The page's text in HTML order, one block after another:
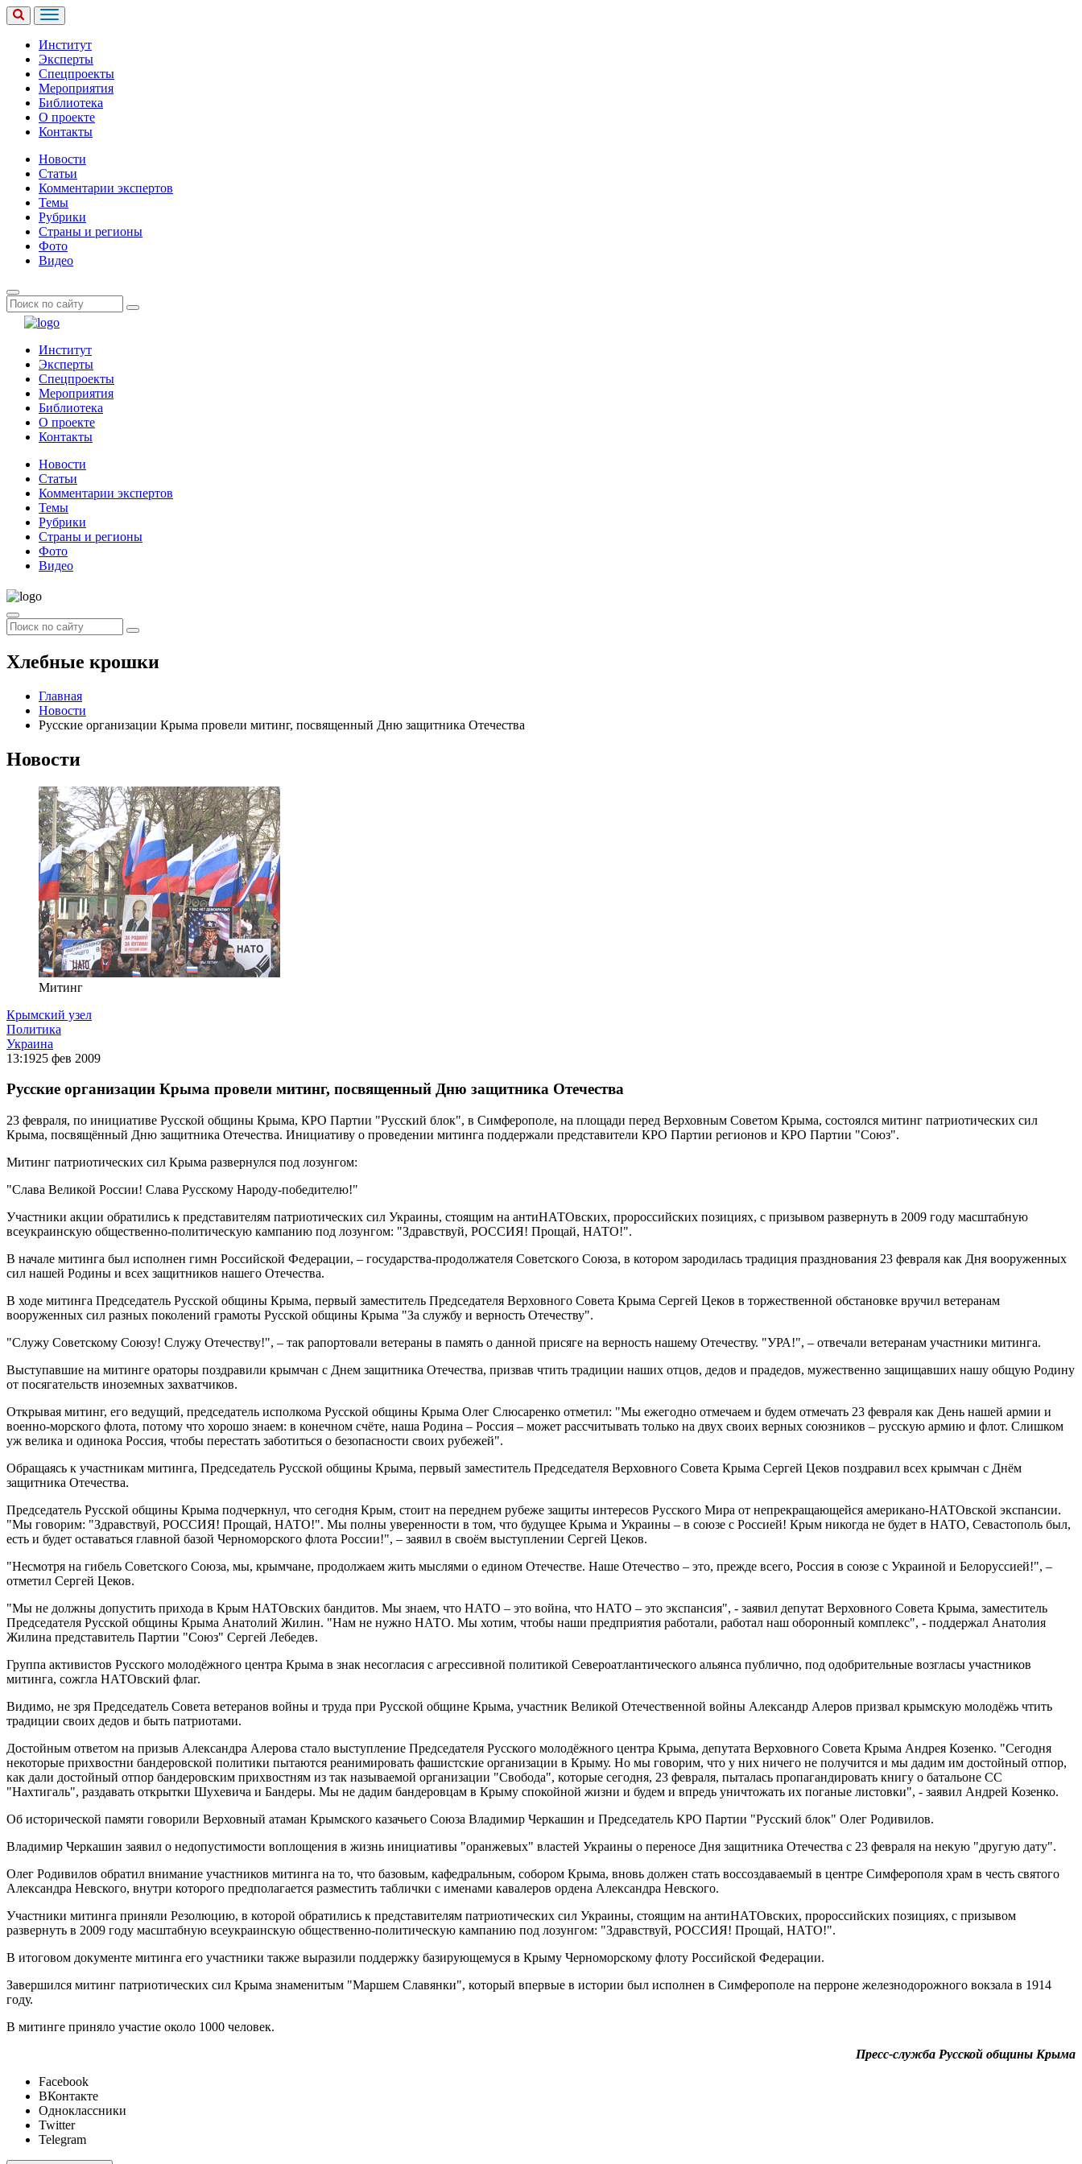
Институт
Эксперты
Спецпроекты
Мероприятия
Библиотека
О проекте
Контакты
Новости
Статьи
Комментарии экспертов
Темы
Рубрики
Страны и регионы
Фото
Видео
Институт
Эксперты
Спецпроекты
Мероприятия
Библиотека
О проекте
Контакты
Новости
Статьи
Комментарии экспертов
Темы
Рубрики
Страны и регионы
Фото
Видео
Хлебные крошки
Главная
Новости
Русские организации Крыма провели митинг, посвященный Дню защитника Отечества
Новости
Митинг
Крымский узел
Политика
Украина
13:1925 фев 2009
Русские организации Крыма провели митинг, посвященный Дню защитника Отечества
23 февраля, по инициативе Русской общины Крыма, КРО Партии "Русский блок", в Симферополе, на площади перед Верховным Советом Крыма, состоялся митинг патриотических сил
Крыма, посвящённый Дню защитника Отечества. Инициативу о проведении митинга поддержали представители КРО Партии регионов и КРО Партии "Союз".
Митинг патриотических сил Крыма развернулся под лозунгом:
"Слава Великой России! Слава Русскому Народу-победителю!"
Участники акции обратились к представителям патриотических сил Украины, стоящим на антиНАТОвских, пророссийских позициях, с призывом развернуть в 2009 году масштабную
всеукраинскую общественно-политическую кампанию под лозунгом: "Здравствуй, РОССИЯ! Прощай, НАТО!".
В начале митинга был исполнен гимн Российской Федерации, – государства-продолжателя Советского Союза, в котором зародилась традиция празднования 23 февраля как Дня вооруженных
сил нашей Родины и всех защитников нашего Отечества.
В ходе митинга Председатель Русской общины Крыма, первый заместитель Председателя Верховного Совета Крыма Сергей Цеков в торжественной обстановке вручил ветеранам
вооруженных сил разных поколений грамоты Русской общины Крыма "За службу и верность Отечеству".
"Служу Советскому Союзу! Служу Отечеству!", – так рапортовали ветераны в память о данной присяге на верность нашему Отечеству. "УРА!", – отвечали ветеранам участники митинга.
Выступавшие на митинге ораторы поздравили крымчан с Днем защитника Отечества, призвав чтить традиции наших отцов, дедов и прадедов, мужественно защищавших нашу общую Родину
от посягательств иноземных захватчиков.
Открывая митинг, его ведущий, председатель исполкома Русской общины Крыма Олег Слюсаренко отметил: "Мы ежегодно отмечаем и будем отмечать 23 февраля как День нашей армии и
военно-морского флота, потому что хорошо знаем: в конечном счёте, наша Родина – Россия – может рассчитывать только на двух своих верных союзников – русскую армию и флот. Слишком
уж велика и одинока Россия, чтобы перестать заботиться о безопасности своих рубежей".
Обращаясь к участникам митинга, Председатель Русской общины Крыма, первый заместитель Председателя Верховного Совета Крыма Сергей Цеков поздравил всех крымчан с Днём
защитника Отечества.
Председатель Русской общины Крыма подчеркнул, что сегодня Крым, стоит на переднем рубеже защиты интересов Русского Мира от непрекращающейся американо-НАТОвской экспансии.
"Мы говорим: "Здравствуй, РОССИЯ! Прощай, НАТО!". Мы полны уверенности в том, что будущее Крыма и Украины – в союзе с Россией! Крым никогда не будет в НАТО, Севастополь был,
есть и будет оставаться главной базой Черноморского флота России!", – заявил в своём выступлении Сергей Цеков.
"Несмотря на гибель Советского Союза, мы, крымчане, продолжаем жить мыслями о едином Отечестве. Наше Отечество – это, прежде всего, Россия в союзе с Украиной и Белоруссией!", –
отметил Сергей Цеков.
"Мы не должны допустить прихода в Крым НАТОвских бандитов. Мы знаем, что НАТО – это война, что НАТО – это экспансия", - заявил депутат Верховного Совета Крыма, заместитель
Председателя Русской общины Крыма Анатолий Жилин. "Нам не нужно НАТО. Мы хотим, чтобы наши предприятия работали, работал наш оборонный комплекс", - поддержал Анатолия
Жилина представитель Партии "Союз" Сергей Лебедев.
Группа активистов Русского молодёжного центра Крыма в знак несогласия с агрессивной политикой Североатлантического альянса публично, под одобрительные возгласы участников
митинга, сожгла НАТОвский флаг.
Видимо, не зря Председатель Совета ветеранов войны и труда при Русской общине Крыма, участник Великой Отечественной войны Александр Алеров призвал крымскую молодёжь чтить
традиции своих дедов и быть патриотами.
Достойным ответом на призыв Александра Алерова стало выступление Председателя Русского молодёжного центра Крыма, депутата Верховного Совета Крыма Андрея Козенко. "Сегодня
некоторые прихвостни бандеровской политики пытаются реанимировать фашистские организации в Крыму. Но мы говорим, что у них ничего не получится и мы дадим им достойный отпор,
как дали достойный отпор бандеровским прихвостням из так называемой организации "Свобода", которые сегодня, 23 февраля, пыталась пропагандировать книгу о батальоне СС
"Нахтигаль", раздавать открытки Шухевича и Бандеры. Мы не дадим бандеровцам в Крыму спокойной жизни и будем и впредь уничтожать их поганые листовки", - заявил Андрей Козенко.
Об исторической памяти говорили Верховный атаман Крымского казачьего Союза Владимир Черкашин и Председатель КРО Партии "Русский блок" Олег Родивилов.
Владимир Черкашин заявил о недопустимости воплощения в жизнь инициативы "оранжевых" властей Украины о переносе Дня защитника Отечества с 23 февраля на некую "другую дату".
Олег Родивилов обратил внимание участников митинга на то, что базовым, кафедральным, собором Крыма, вновь должен стать воссоздаваемый в центре Симферополя храм в честь святого
Александра Невского, внутри которого предполагается разместить таблички с именами кавалеров ордена Александра Невского.
Участники митинга приняли Резолюцию, в которой обратились к представителям патриотических сил Украины, стоящим на антиНАТОвских, пророссийских позициях, с призывом
развернуть в 2009 году масштабную всеукраинскую общественно-политическую кампанию под лозунгом: "Здравствуй, РОССИЯ! Прощай, НАТО!".
В итоговом документе митинга его участники также выразили поддержку базирующемуся в Крыму Черноморскому флоту Российской Федерации.
Завершился митинг патриотических сил Крыма знаменитым "Маршем Славянки", который впервые в истории был исполнен в Симферополе на перроне железнодорожного вокзала в 1914
году.
В митинге приняло участие около 1000 человек.
Пресс-служба Русской общины Крыма
Facebook
ВКонтакте
Одноклассники
Twitter
Telegram